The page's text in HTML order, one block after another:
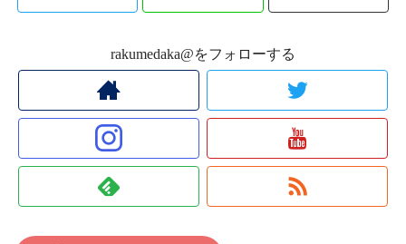
rakumedaka@をフォローする